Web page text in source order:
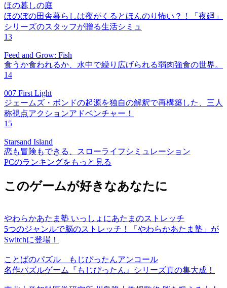
ほの暮しの庭
ほのぼの田舎暮らしは夜がくるとほんのり怖い？！「夜廻」
シリーズのスタッフが贈る生活シミュ
13
Feed and Grow: Fish
食うか食われるか、水中で繰り広げられる弱肉強食の世界。
14
007 First Light
ジェームズ・ボンドの起源を独自の解釈で再構築した、三人
称視点アクションアドベンチャー！
15
Starsand Island
恋も冒険もできる、スローライフシミュレーション
PCのランキングをもっと見る
このゲームが好きなあなたに
やわらかあたま塾 いっしょにあたまのストレッチ
5つのジャンルで脳のストレッチ！「やわらかあたま塾」が
Switchに登場！
ことばのパズル もじぴったんアンコール
名作パズルゲーム『もじぴったん』シリーズ真の集大成！